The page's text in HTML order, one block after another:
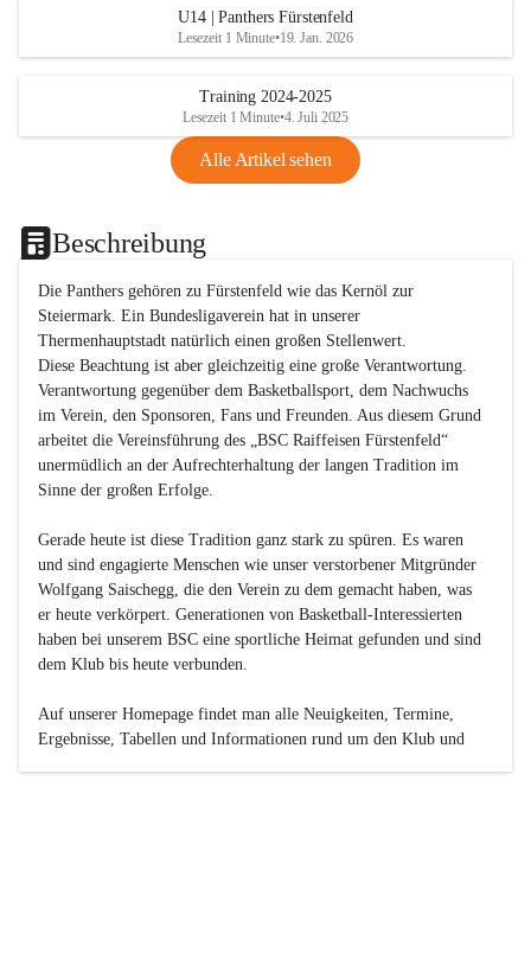
U14 | Panthers Fürstenfeld
Lesezeit 1 Minute•19. Jan. 2026
Training 2024-2025
Lesezeit 1 Minute•4. Juli 2025
Alle Artikel sehen
Beschreibung
Die Panthers gehören zu Fürstenfeld wie das Kernöl zur
Steiermark. Ein Bundesligaverein hat in unserer
Thermenhauptstadt natürlich einen großen Stellenwert.
Diese Beachtung ist aber gleichzeitig eine große Verantwortung.
Verantwortung gegenüber dem Basketballsport, dem Nachwuchs
im Verein, den Sponsoren, Fans und Freunden. Aus diesem Grund
arbeitet die Vereinsführung des „BSC Raiffeisen Fürstenfeld“
unermüdlich an der Aufrechterhaltung der langen Tradition im
Sinne der großen Erfolge.
Gerade heute ist diese Tradition ganz stark zu spüren. Es waren
und sind engagierte Menschen wie unser verstorbener Mitgründer
Wolfgang Saischegg, die den Verein zu dem gemacht haben, was
er heute verkörpert. Generationen von Basketball-Interessierten
haben bei unserem BSC eine sportliche Heimat gefunden und sind
dem Klub bis heute verbunden.
Auf unserer Homepage findet man alle Neuigkeiten, Termine,
Ergebnisse, Tabellen und Informationen rund um den Klub und